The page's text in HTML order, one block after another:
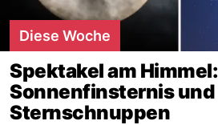
Diese Woche
Spektakel am Himmel:
Sonnenfinsternis und
Sternschnuppen